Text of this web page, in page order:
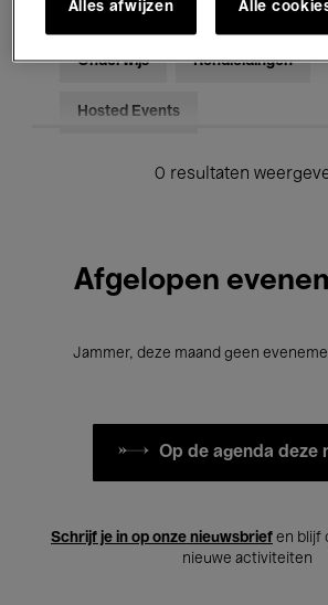
Voor iedereen Kids’ Palace
Onderwijs Rondleidingen
Hosted Events
0 resultaten
Afgelopen
Jammer, deze maand geen
Op de agenda deze
Schrijf je in op onze nieuwsbrief en blijf
nieuwe activiteiten
Alles afwijzen Alle